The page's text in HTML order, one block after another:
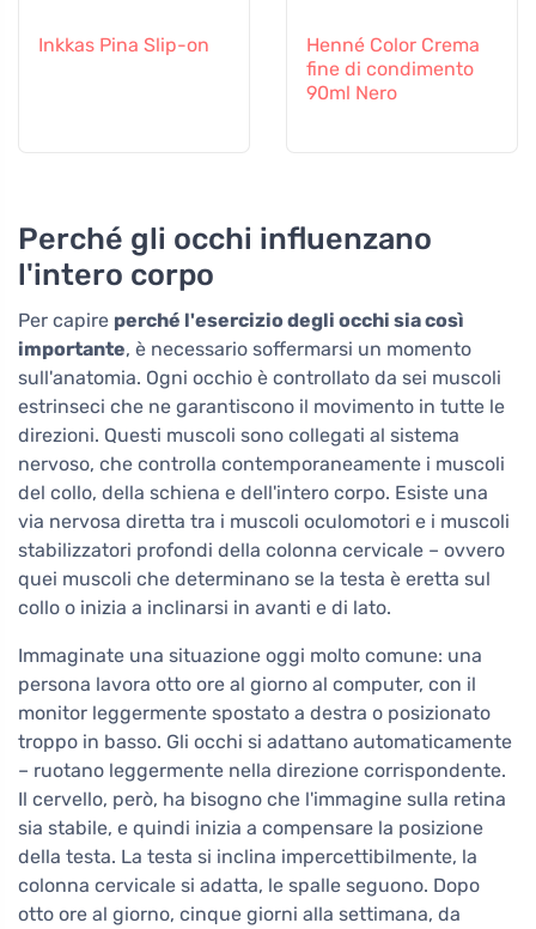
Inkkas Pina Slip-on
Henné Color Crema
fine di condimento
90ml Nero
Perché gli occhi influenzano
l'intero corpo
Per capire perché l'esercizio degli occhi sia così
importante, è necessario soffermarsi un momento
sull'anatomia. Ogni occhio è controllato da sei muscoli
estrinseci che ne garantiscono il movimento in tutte le
direzioni. Questi muscoli sono collegati al sistema
nervoso, che controlla contemporaneamente i muscoli
del collo, della schiena e dell'intero corpo. Esiste una
via nervosa diretta tra i muscoli oculomotori e i muscoli
stabilizzatori profondi della colonna cervicale – ovvero
quei muscoli che determinano se la testa è eretta sul
collo o inizia a inclinarsi in avanti e di lato.
Immaginate una situazione oggi molto comune: una
persona lavora otto ore al giorno al computer, con il
monitor leggermente spostato a destra o posizionato
troppo in basso. Gli occhi si adattano automaticamente
– ruotano leggermente nella direzione corrispondente.
Il cervello, però, ha bisogno che l'immagine sulla retina
sia stabile, e quindi inizia a compensare la posizione
della testa. La testa si inclina impercettibilmente, la
colonna cervicale si adatta, le spalle seguono. Dopo
otto ore al giorno, cinque giorni alla settimana, da